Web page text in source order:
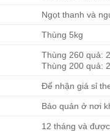
Ngọt thanh và
Thùng 5kg
Thùng 260 quả:
Thùng 200 quả:
Để nhận giá sỉ
Bảo quản ở nơi
12 tháng và